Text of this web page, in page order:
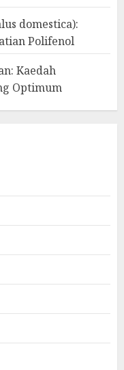
domestica):
Polifenol
Kaedah
Optimum